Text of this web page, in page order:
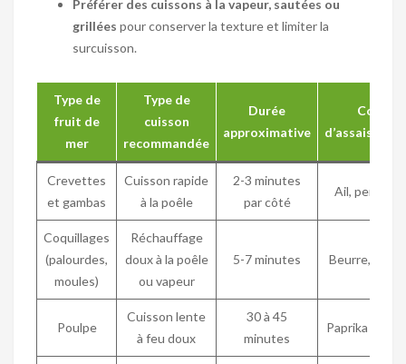
Préférer des cuissons à la vapeur, sautées ou
grillées pour conserver la texture et limiter la
surcuisson.
Type de
fruit de
mer
Type de
cuisson
recommandée
Durée
approximative
Conseil
Crevettes
et gambas
Cuisson rapide
à la poêle
2-3 minutes
par côté
Ail, persil,
Coquillages
(palourdes,
moules)
Réchauffage
doux à la poêle
ou vapeur
5-7 minutes Beurre,
Poulpe
Cuisson lente
à feu doux
30 à 45
minutes
Paprika doux,